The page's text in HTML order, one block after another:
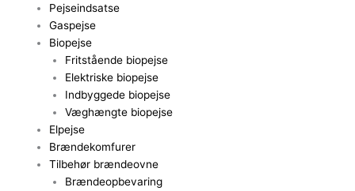
Pejseindsatse
Gaspejse
Biopejse
Fritstående biopejse
Elektriske biopejse
Indbyggede biopejse
Væghængte biopejse
Elpejse
Brændekomfurer
Tilbehør brændeovne
Brændeopbevaring